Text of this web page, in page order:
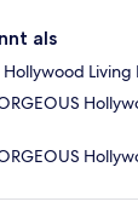
als
Living